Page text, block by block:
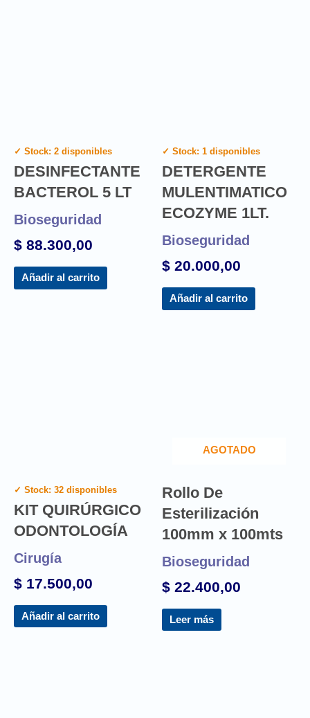
✓ Stock: 2 disponibles
DESINFECTANTE
BACTEROL 5 LT
Bioseguridad
$ 88.300,00
Añadir al carrito
✓ Stock: 1 disponibles
DETERGENTE
MULENTIMATICO
ECOZYME 1LT.
Bioseguridad
$ 20.000,00
Añadir al carrito
✓ Stock: 32 disponibles
KIT QUIRÚRGICO
ODONTOLOGÍA
Cirugía
$ 17.500,00
Añadir al carrito
AGOTADO
Rollo De
Esterilización
100mm x 100mts
Bioseguridad
$ 22.400,00
Leer más